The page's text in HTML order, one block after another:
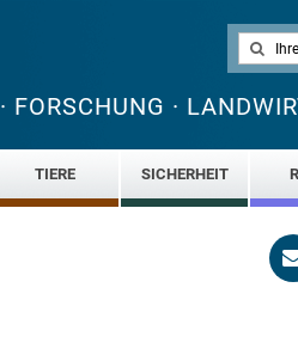
FORSCHUNG ·
TIERE SICHERHEIT